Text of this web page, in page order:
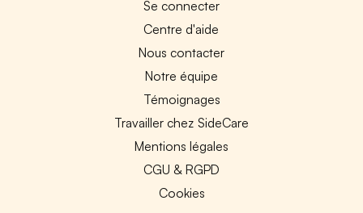
Se connecter
Centre d'aide
Nous contacter
Notre équipe
Témoignages
Travailler chez SideCare
Mentions légales
CGU & RGPD
Cookies